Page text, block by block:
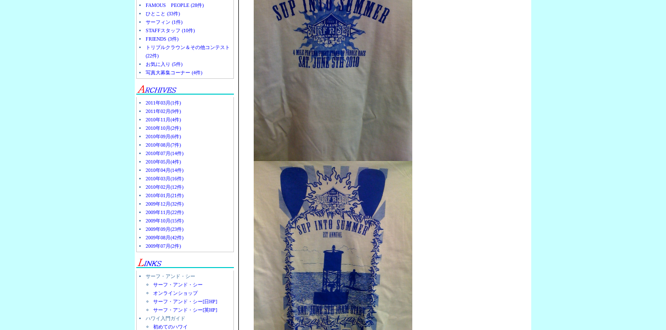
FAMOUS PEOPLE (28件)
ひとこと (33件)
サーフィン (1件)
STAFFスタッフ (10件)
FRIENDS (3件)
トリプルクラウン＆その他コンテスト
(22件)
お気に入り (5件)
写真大募集コーナー (4件)
2011年03月(1件)
2011年02月(9件)
2010年11月(4件)
2010年10月(2件)
2010年09月(6件)
2010年08月(7件)
2010年07月(14件)
2010年05月(4件)
2010年04月(14件)
2010年03月(16件)
2010年02月(12件)
2010年01月(21件)
2009年12月(32件)
2009年11月(22件)
2009年10月(15件)
2009年09月(23件)
2009年08月(42件)
2009年07月(2件)
サーフ・アンド・シー
サーフ・アンド・シー
オンラインショップ
サーフ・アンド・シー[日HP]
サーフ・アンド・シー[英HP]
ハワイ入門ガイド
初めてのハワイ